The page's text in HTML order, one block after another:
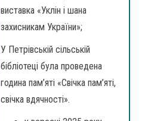
виставка «Уклін і шана
захисникам України»;
У Петрівській сільській
бібліотеці була проведена
година пам’яті «Свічка пам’яті,
свічка вдячності».